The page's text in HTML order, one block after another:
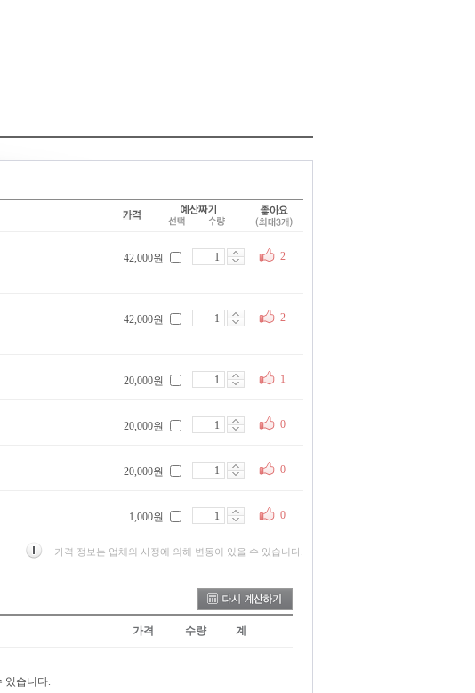
42,000원 2
42,000원 2
20,000원 1
20,000원 0
20,000원 0
1,000원 0
가격 정보는 업체의 사정에 의해 변동이 있을 수 있습니다.
가격 수량 계
있습니다.